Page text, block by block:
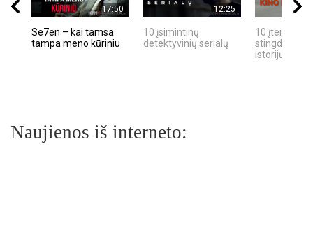
17:50
Se7en – kai tamsa
tampa meno kūriniu
12:25
10 įsimintinų
detektyvinių serialų
10 įtemptų,
stingdančių
istorijų
Naujienos iš interneto: